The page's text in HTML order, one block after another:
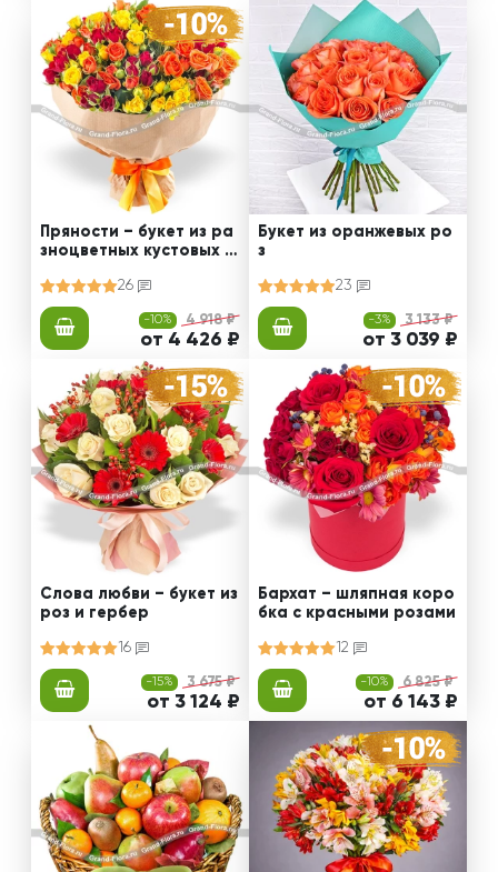
Пряности – букет из ра
зноцветных кустовых р
26
-10% 4 918 ₽
от 4 426 ₽
Букет из оранжевых ро
з
23
-3% 3 133 ₽
от 3 039 ₽
Слова любви – букет из
роз и гербер
16
-15% 3 675 ₽
от 3 124 ₽
Бархат – шляпная коро
бка с красными розами
12
-10% 6 825 ₽
от 6 143 ₽